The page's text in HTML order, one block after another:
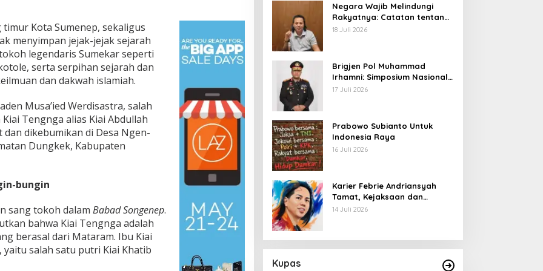
Kota Sumenep, sekaligus
menyimpan jejak-jejak sejarah
legendaris Sumekar seperti
serta serpihan sejarah dan
dan dakwah islamiah.
Musa’ied Werdisastra, salah
Tengnga alias Kiai Abdullah
dikebumikan di Desa Ngen-
Dungkek, Kabupaten
bungin
sang tokoh dalam Babad Songenep.
bahwa Kiai Tengnga adalah
berasal dari Mataram. Ibu Kiai
salah satu putri Kiai Khatib
Negara Wajib Melindungi
Rakyatnya: Catatan tentang
Nasib Para Penambang
18 Juli 2026
Brigjen Pol Muhammad
Irhamni: Simposium Nasional
Outlook Kejahatan SDA-LH
17 Juli 2026
Prabowo Subianto Untuk
Indonesia Raya
16 Juli 2026
Karier Febrie Andriansyah
Tamat, Kejaksaan dan
Kepolisian Kian Erat
14 Juli 2026
Kupas